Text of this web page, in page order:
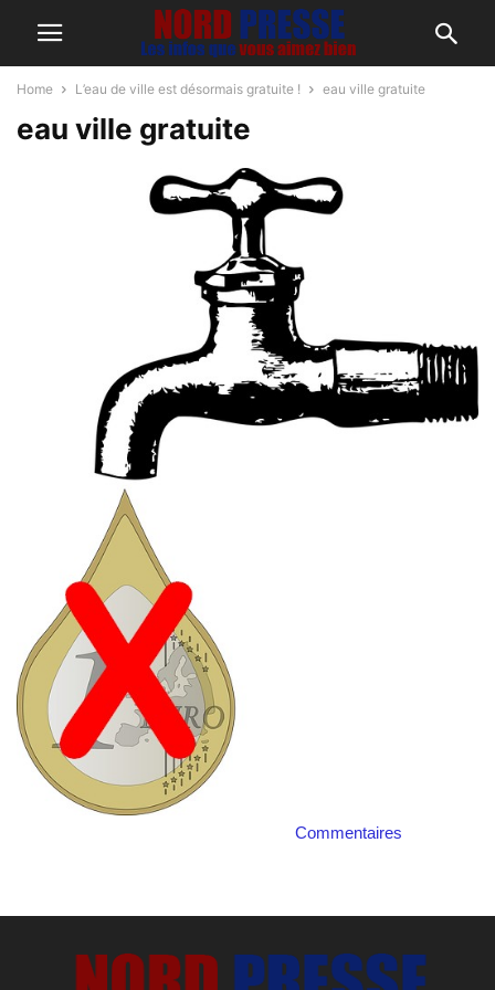
Home L’eau de ville est désormais gratuite ! eau ville gratuite
eau ville gratuite
Commentaires